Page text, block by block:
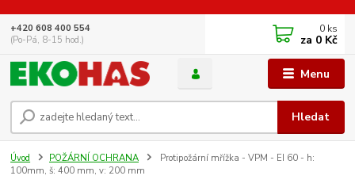
Menu
Hledat
+420 608 400 554
(Po-Pá, 8-15 hod.)
0 ks
za 0 Kč
Úvod POŽÁRNÍ OCHRANA
Protipožární mřížka - VPM - EI 60 - h:
100mm, š: 400 mm, v: 200 mm